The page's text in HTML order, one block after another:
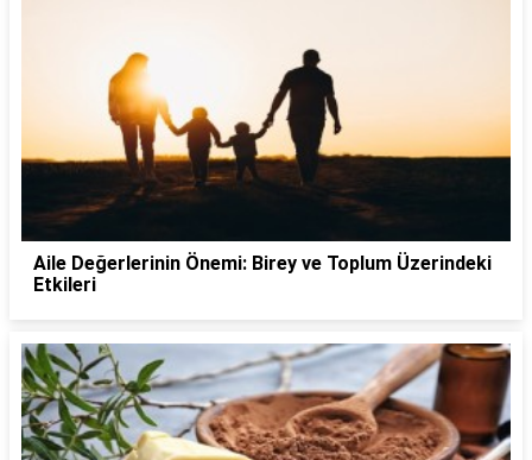
Aile Değerlerinin Önemi: Birey ve Toplum Üzerindeki
Etkileri